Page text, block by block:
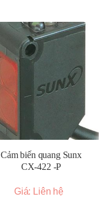
Cảm biến quang Sunx
CX-422 -P
Giá: Liên hệ